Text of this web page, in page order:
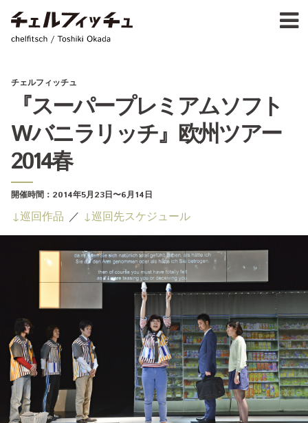
chelfitsch / toshiki okada
Ja
チェルフィッチュ
『スーパープレミアムソフト
Wバニラリッチ』欧州ツアー
2014春
開催時間： 2014年5月23日〜6月14日
巡回作品 巡回先スケジュール